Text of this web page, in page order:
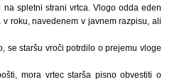
spletni strani vrtca. Vlogo odda eden
roku, navedenem v javnem razpisu, ali
se staršu vroči potrdilo o prejemu vloge
mora vrtec starša pisno obvestiti o